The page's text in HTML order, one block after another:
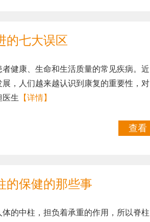
的七大误区
健康、生命和生活质量的常见疾病。近
，人们越来越认识到康复的重要性，对
医生 【详情】
查看
的保健的那些事
的中柱，担负着承重的作用，所以脊柱